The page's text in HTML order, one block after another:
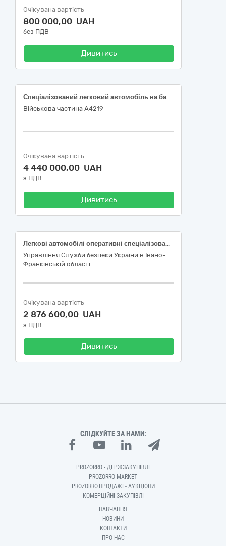
Очікувана вартість
800 000,00 UAH
без ПДВ
Дивитись
Спеціалізований легковий автомобіль на базі Renault Duster
Військова частина А4219
Очікувана вартість
4 440 000,00 UAH
з ПДВ
Дивитись
Легкові автомобілі оперативні спеціалізовані на базі Hyundai Tucson NX4 PE 2.0 Dynamic 4WD 6AT або еквівалент, у кількості 2 шт.
Управління Служби безпеки України в Івано-
Франківській області
Очікувана вартість
2 876 600,00 UAH
з ПДВ
Дивитись
СЛІДКУЙТЕ ЗА НАМИ:
PROZORRO - ДЕРЖЗАКУПІВЛІ
PROZORRO MARKET
PROZORRO.ПРОДАЖІ - АУКЦІОНИ
КОМЕРЦІЙНІ ЗАКУПІВЛІ
НАВЧАННЯ
НОВИНИ
КОНТАКТИ
ПРО НАС